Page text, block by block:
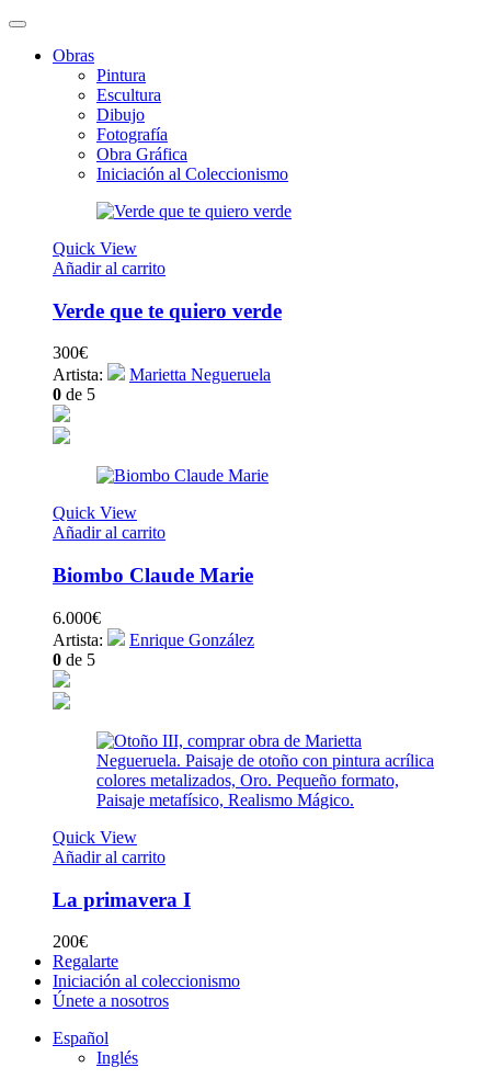
Obras
Pintura
Escultura
Dibujo
Fotografía
Obra Gráfica
Iniciación al Coleccionismo
Quick View
Añadir al carrito
Verde que te quiero verde
300€
Artista:
Marietta Negueruela
0 de 5
Quick View
Añadir al carrito
Biombo Claude Marie
6.000€
Artista:
Enrique González
0 de 5
Quick View
Añadir al carrito
La primavera I
200€
Regalarte
Iniciación al coleccionismo
Únete a nosotros
Español
Inglés